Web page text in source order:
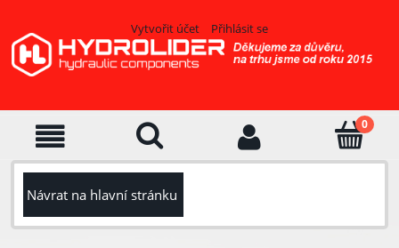
Vytvořit účet Přihlásit se
Návrat na hlavní stránku